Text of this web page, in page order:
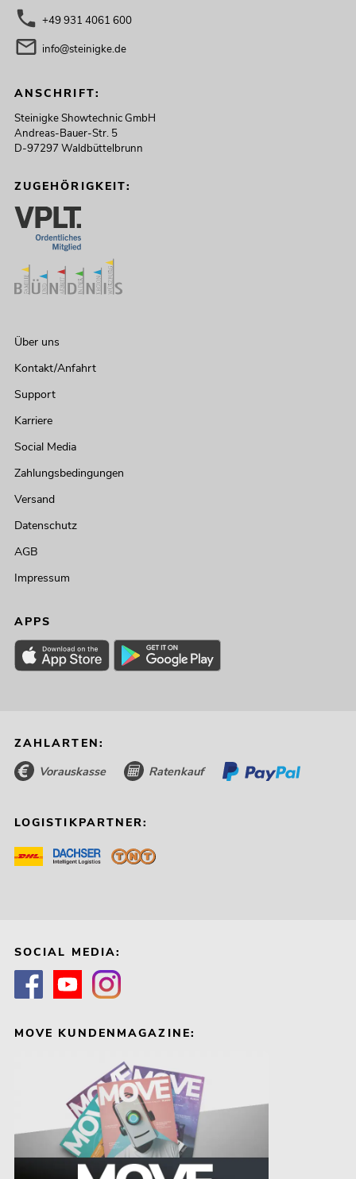
+49 931 4061 600
info@steinigke.de
ANSCHRIFT:
Steinigke Showtechnic GmbH
Andreas-Bauer-Str. 5
D-97297 Waldbüttelbrunn
ZUGEHÖRIGKEIT:
Über uns
Kontakt/Anfahrt
Support
Karriere
Social Media
Zahlungsbedingungen
Versand
Datenschutz
AGB
Impressum
APPS
ZAHLARTEN:
Vorauskasse Ratenkauf
LOGISTIKPARTNER:
SOCIAL MEDIA:
MOVE KUNDENMAGAZINE: